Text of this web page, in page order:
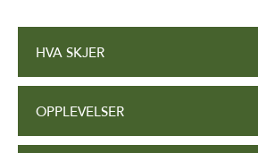
HVA SKJER
OPPLEVELSER